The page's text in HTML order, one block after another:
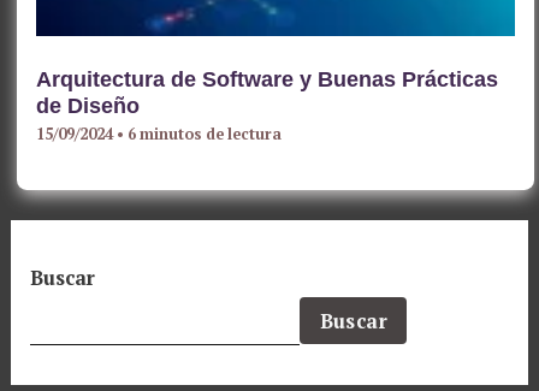
Arquitectura de Software y Buenas Prácticas
de Diseño
15/09/2024• 6 minutos de lectura
Buscar
Buscar